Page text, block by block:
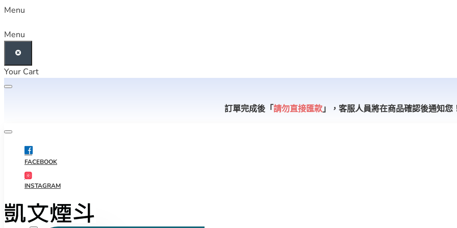
Menu
Menu
Your Cart
訂單完成後「請勿直接匯款 」， 客服人員將在商品確認後通知您
FACEBOOK
INSTAGRAM